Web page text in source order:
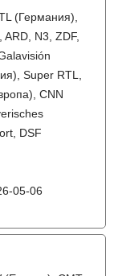
(Германия),
N3, ZDF,
Super RTL,
CNN
DSF
05-06